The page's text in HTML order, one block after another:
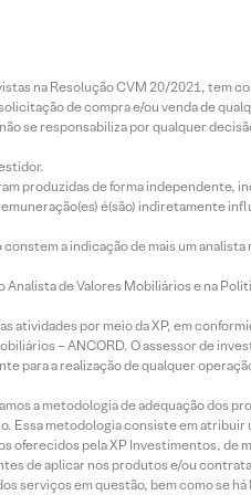
na Resolução CVM 20/2021, tem
de compra e/ou venda de
se responsabiliza por qualquer
produzidas de forma independente,
é(são) indiretamente
a indicação de mais um analista
de Valores Mobiliários e na
atividades por meio da XP, em
– ANCORD. O assessor de
para a realização de qualquer
a metodologia de adequação dos
Essa metodologia consiste em atribuir
oferecidos pela XP Investimentos, de
de aplicar nos produtos e/ou
serviços em questão, bem como se